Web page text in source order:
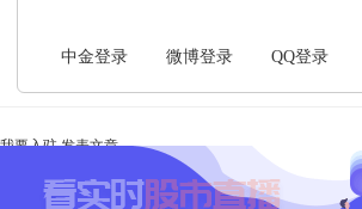
中金登录 微博登录 QQ登录
我要入驻 发表文章
Ta未开启直播